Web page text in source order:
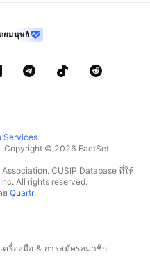
ยมนุษย์
Services.
Copyright © 2026 FactSet
CUSIP Database ที่ให้
All rights reserved.
ย Quartr.
เครื่องมือ & การสมัครสมาชิก